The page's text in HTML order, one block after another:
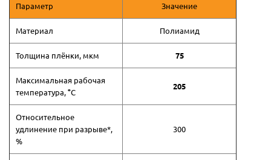
Параметр Значение
Материал Полиамид
Толщина плёнки, мкм 75
Максимальная рабочая
температура,°С
205
Относительное
удлинение при разрыве*,
%
300